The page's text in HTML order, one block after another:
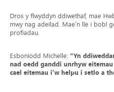
Dros y flwyddyn ddiwethaf, mae
mwy nag adeilad. Mae’n lle i bobl
profiadau.
Esboniodd Michelle: “Yn
nad oedd ganddi unrhyw
cael eitemau i’w helpu i setlo a